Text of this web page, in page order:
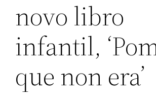
novo libro
infantil,
que non era’